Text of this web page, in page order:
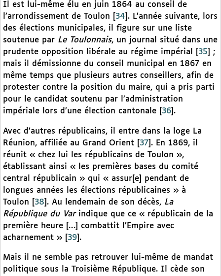
Il est lui-même élu en juin 1864 au conseil de
l’arrondissement de Toulon
34 . L’année suivante, lors
des élections municipales, il figure sur une liste
soutenue par Le Toulonnais, un journal situé dans une
prudente opposition libérale au régime impérial
35
;
mais il démissionne du conseil municipal en 1867 en
même temps que plusieurs autres conseillers, afin de
protester contre la position du maire, qui a pris parti
pour le candidat soutenu par l’administration
impériale lors d’une élection cantonale
36 .
Avec d’autres républicains, il entre dans la loge La
Réunion, affiliée au Grand Orient
37 . En 1869, il
réunit « chez lui les républicains de Toulon »,
établissant ainsi « les premières bases du comité
central républicain » qui « assur[e] pendant de
longues années les élections républicaines » à
Toulon
38 . Au lendemain de son décès, La
République du Var indique que ce « républicain de la
première heure […] combattit l’Empire avec
acharnement »
39 .
Mais il ne semble pas retrouver lui-même de mandat
politique sous la Troisième République. Il cède son